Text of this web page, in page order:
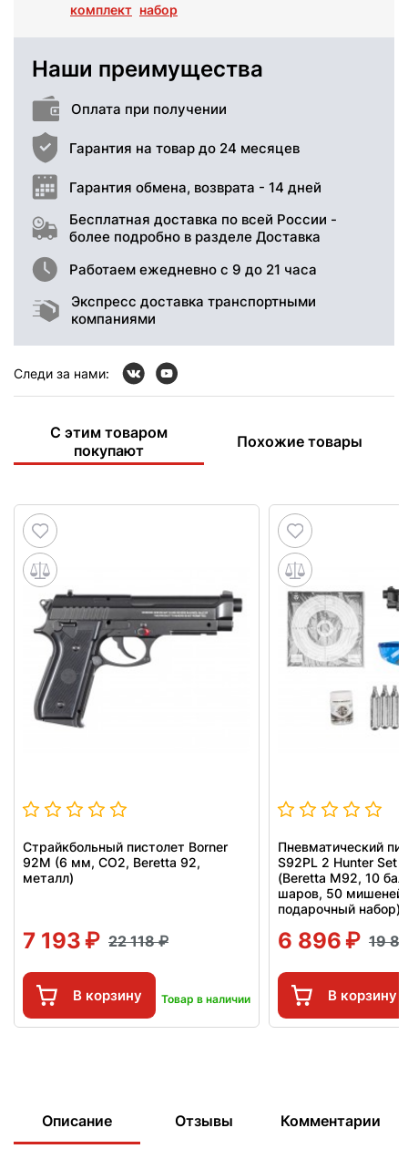
комплект набор
Наши преимущества
Оплата при получении
Гарантия на товар до 24 месяцев
Гарантия обмена, возврата - 14 дней
Бесплатная доставка по всей России -
более подробно в разделе Доставка
Работаем ежедневно с 9 до 21 часа
Экспресс доставка транспортными
компаниями
Следи за нами:
С этим товаром
покупают
Похожие товары
Страйкбольный пистолет Borner
92M (6 мм, CO2, Beretta 92,
металл)
7 193 22 118
В корзину Товар в наличии
Пневматический
S92PL 2 Hunter
(Beretta M92, 10
шаров, 50 мишеней,
подарочный набор)
6 896 19
В корзину
Описание Отзывы Комментарии